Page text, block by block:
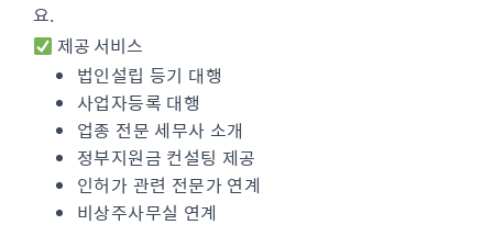
요.
제공 서비스
법인설립 등기 대행
사업자등록 대행
업종 전문 세무사 소개
정부지원금 컨설팅 제공
인허가 관련 전문가 연계
비상주사무실 연계